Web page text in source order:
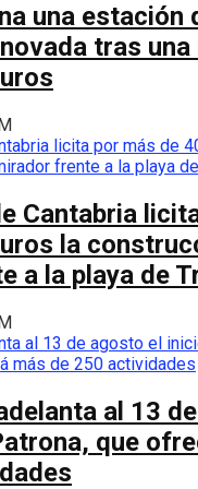
una estación
tras
Cantabria
la
a la playa de
al 13
que